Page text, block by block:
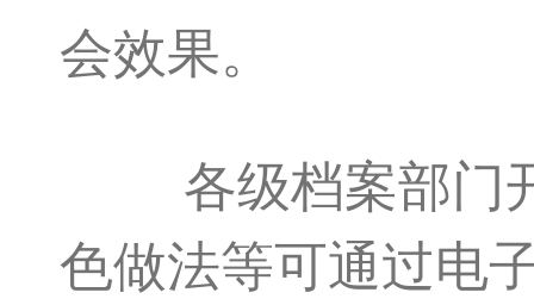
会效果。
各级档案部门开
色做法等可通过电